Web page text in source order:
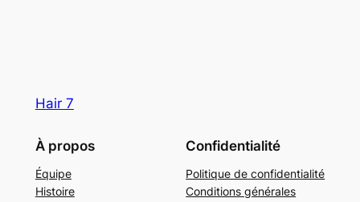
Hair 7
À propos
Équipe
Histoire
Confidentialité
Politique de confidentialité
Conditions générales